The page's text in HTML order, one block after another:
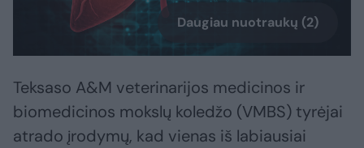
Daugiau nuotraukų (2)
Teksaso A&M veterinarijos medicinos ir
biomedicinos mokslų koledžo (VMBS) tyrėjai
atrado įrodymų, kad vienas iš labiausiai